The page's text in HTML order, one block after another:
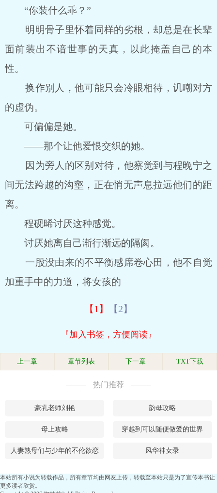
“你装什么乖？”
明明骨子里怀着同样的劣根，却总是在长辈
面前装出不谙世事的天真，以此掩盖自己的本
性。
换作别人，他可能只会冷眼相待，讥嘲对方
的虚伪。
可偏偏是她。
——那个让他爱恨交织的她。
因为旁人的区别对待，他察觉到与程晚宁之
间无法跨越的沟壑，正在悄无声息拉远他们的距
离。
程砚晞讨厌这种感觉。
讨厌她离自己渐行渐远的隔阂。
一股没由来的不平衡感席卷心田，他不自觉
加重手中的力道，将女孩的
【1】 【2】
『加入书签，方便阅读』
上一章 章节列表 下一章 TXT下载
热门推荐
豪乳老师刘艳 韵母攻略
母上攻略 穿越到可以随便做爱的世界
人妻熟母们与少年的不伦欲恋 风华神女录
本站所有小说为转载作品，所有章节均由网友上传，转载至本站只是为了宣传本书让
更多读者欣赏。